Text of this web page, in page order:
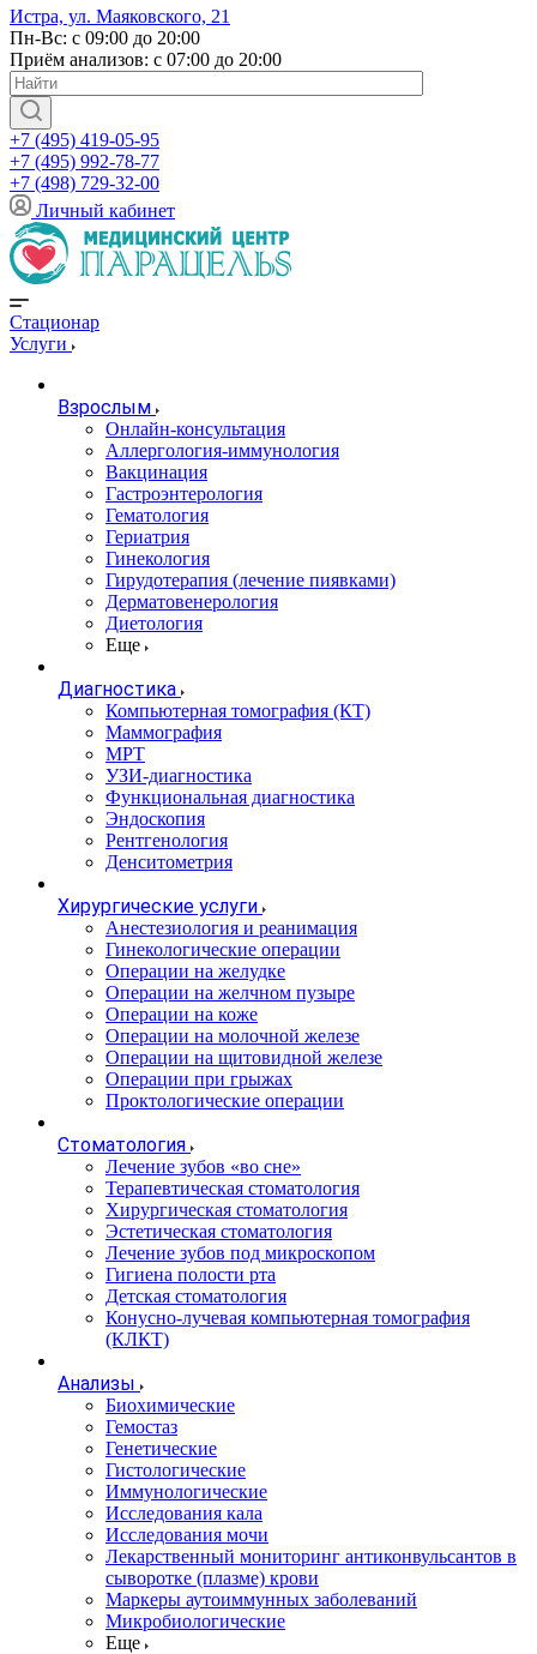
Истра, ул. Маяковского, 21
Пн-Вс: с 09:00 до 20:00
Приём анализов: с 07:00 до 20:00
+7 (495) 419-05-95
+7 (495) 992-78-77
+7 (498) 729-32-00
Личный кабинет
Стационар
Услуги
Взрослым
Онлайн-консультация
Аллергология-иммунология
Вакцинация
Гастроэнтерология
Гематология
Гериатрия
Гинекология
Гирудотерапия (лечение пиявками)
Дерматовенерология
Диетология
Еще
Диагностика
Компьютерная томография (КТ)
Маммография
МРТ
УЗИ-диагностика
Функциональная диагностика
Эндоскопия
Рентгенология
Денситометрия
Хирургические услуги
Анестезиология и реанимация
Гинекологические операции
Операции на желудке
Операции на желчном пузыре
Операции на коже
Операции на молочной железе
Операции на щитовидной железе
Операции при грыжах
Проктологические операции
Стоматология
Лечение зубов «во сне»
Терапевтическая стоматология
Хирургическая стоматология
Эстетическая стоматология
Лечение зубов под микроскопом
Гигиена полости рта
Детская стоматология
Конусно-лучевая компьютерная томография
(КЛКТ)
Анализы
Биохимические
Гемостаз
Генетические
Гистологические
Иммунологические
Исследования кала
Исследования мочи
Лекарственный мониторинг антиконвульсантов в
сыворотке (плазме) крови
Маркеры аутоиммунных заболеваний
Микробиологические
Еще